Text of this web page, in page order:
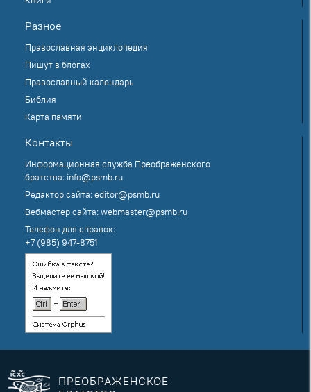
Разное
Православная энциклопедия
Пишут в блогах
Православный календарь
Библия
Карта памяти
Контакты
Информационная служба Преображенского
братства: info@psmb.ru
Редактор сайта:editor@psmb.ru
Вебмастер сайта:webmaster@psmb.ru
Телефон для справок:
+7 (985) 947-8751
ПРЕОБРАЖЕНСКОЕ